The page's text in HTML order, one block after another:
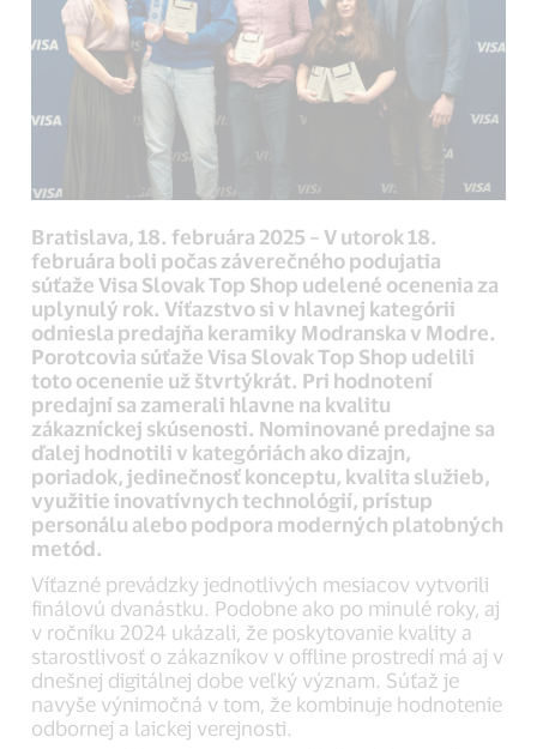
Bratislava, 18. februára 2025 – V utorok 18.
februára boli počas záverečného podujatia
súťaže Visa Slovak Top Shop udelené ocenenia za
uplynulý rok. Víťazstvo si v hlavnej kategórii
odniesla predajňa keramiky Modranska v Modre.
Porotcovia súťaže Visa Slovak Top Shop udelili
toto ocenenie už štvrtýkrát. Pri hodnotení
predajní sa zamerali hlavne na kvalitu
zákazníckej skúsenosti. Nominované predajne sa
ďalej hodnotili v kategóriách ako dizajn,
poriadok, jedinečnosť konceptu, kvalita služieb,
využitie inovatívnych technológií, prístup
personálu alebo podpora moderných platobných
metód.
Víťazné prevádzky jednotlivých mesiacov vytvorili
finálovú dvanástku. Podobne ako po minulé roky, aj
v ročníku 2024 ukázali, že poskytovanie kvality a
starostlivosť o zákazníkov v offline prostredí má aj v
dnešnej digitálnej dobe veľký význam. Súťaž je
navyše výnimočná v tom, že kombinuje hodnotenie
odbornej a laickej verejnosti.